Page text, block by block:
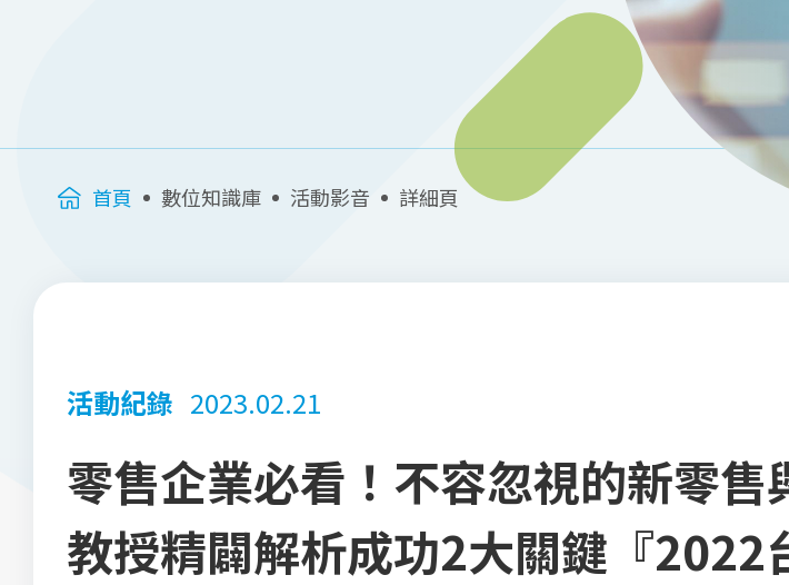
首頁 數位知識庫 活動影音 詳細頁
活動紀錄 2023.02.21
零售企業必看！不容忽視的新零
教授精闢解析成功2大關鍵『